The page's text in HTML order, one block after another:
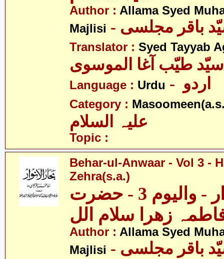
Author : Allama Syed
Majlisi
Translator : Syed Tayyab
سیّد طیّب آغا الموسوی
Language : Urdu
Category :
Topic :
Behar-ul-Anwaar - Vol 3 -
Zehra(s.a.)
بحار الانوار - والیوم 3 - حضرت
زھرا سلام الل
Author : Allama Syed
Majlisi